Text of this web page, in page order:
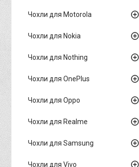
Чохли для Motorola
Чохли для Nokia
Чохли для Nothing
Чохли для OnePlus
Чохли для Oppo
Чохли для Realme
Чохли для Samsung
Чохли для Vivo